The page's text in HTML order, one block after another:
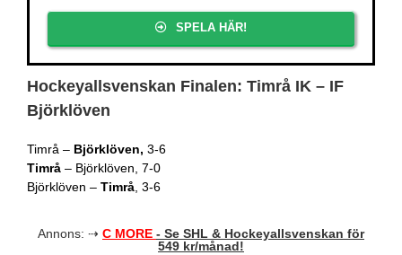
SPELA HÄR!
Hockeyallsvenskan Finalen: Timrå IK – IF
Björklöven
Timrå –Björklöven, 3-6
Timrå– Björklöven, 7-0
Björklöven – Timrå, 3-6
Annons: ⇢ C MORE - Se SHL & Hockeyallsvenskan för
549 kr/månad!